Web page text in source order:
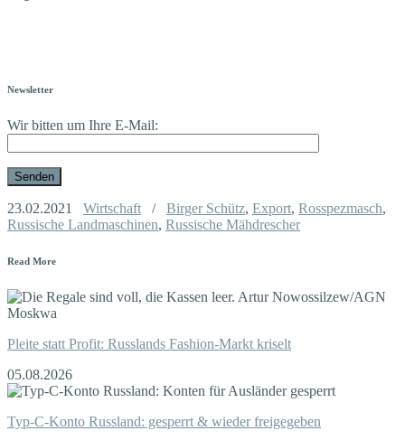
Newsletter
Wir bitten um Ihre E-Mail:
23.02.2021 Wirtschaft / Birger Schütz, Export, Rosspezmasch,
Russische Landmaschinen, Russische Mähdrescher
Read More
Pleite statt Profit: Russlands Fashion-Markt kriselt
05.08.2026
Typ-C-Konto Russland: gesperrt & wieder freigegeben